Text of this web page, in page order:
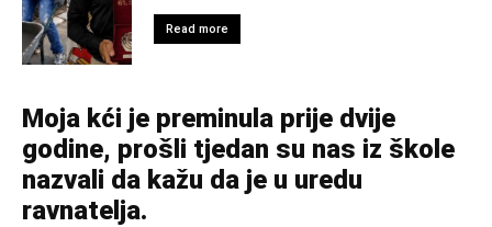
Read more
Moja kći je preminula prije dvije
godine, prošli tjedan su nas iz škole
nazvali da kažu da je u uredu
ravnatelja.